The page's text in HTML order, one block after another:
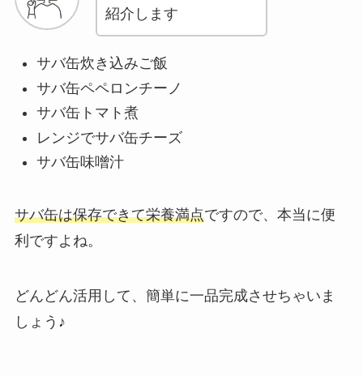
紹介します
サバ缶炊き込みご飯
サバ缶ペペロンチーノ
サバ缶トマト煮
レンジでサバ缶チーズ
サバ缶味噌汁
サバ缶は保存できて栄養満点ですので、本当に便
利ですよね。
どんどん活用して、簡単に一品完成させちゃいま
しょう♪